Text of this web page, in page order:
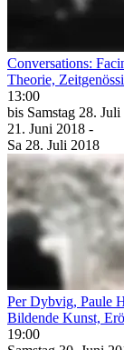
Conversations:
Theorie,
13:00
bis Samstag 28. Juli
21. Juni 2018 -
Sa 28. Juli 2018
Per Dybvig, Paule
Bildende Kunst,
19:00